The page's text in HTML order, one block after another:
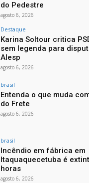
do Pedestre
agosto 6, 2026
Destaque
Karina Soltour critica
sem legenda para
Alesp
agosto 6, 2026
brasil
Entenda o que muda
do Frete
agosto 6, 2026
brasil
Incêndio em fábrica em
Itaquaquecetuba é
horas
agosto 6, 2026